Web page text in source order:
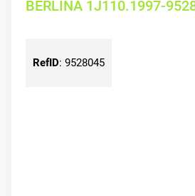
BERLINA 1J110.1997-
RefID: 9528045